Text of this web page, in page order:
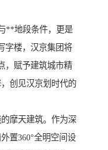
**地段条件，更是
字楼，汉京集团将
，赋予建筑城市精
创见汉京划时代的
摩天建筑。作为深
置360°全明空间设